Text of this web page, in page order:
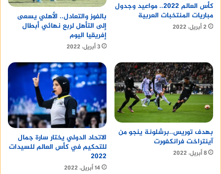
كأس العالم 2022.. مواعيد وجدول
مباريات المنتخبات العربية
2 أبريل، 2022
بالفوز والتعادل.. الأهلي يسعى
إلى التأهل لربع نهائي أبطال
إفريقيا اليوم
3 أبريل، 2022
بهدف توريس..برشلونة ينجو من
آينتراخت فرانكفورت
8 أبريل، 2022
الاتحاد الدولي يختار سارة جمال
للتحكيم في كأس العالم للسيدات
2022
14 أبريل، 2022